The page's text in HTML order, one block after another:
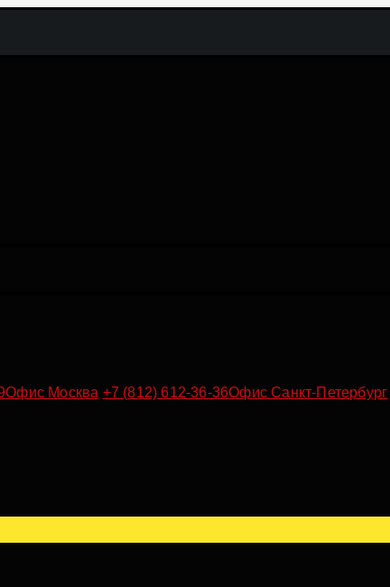
Офис Москва +7 (812) 612-36-36Офис Санкт-Петербург